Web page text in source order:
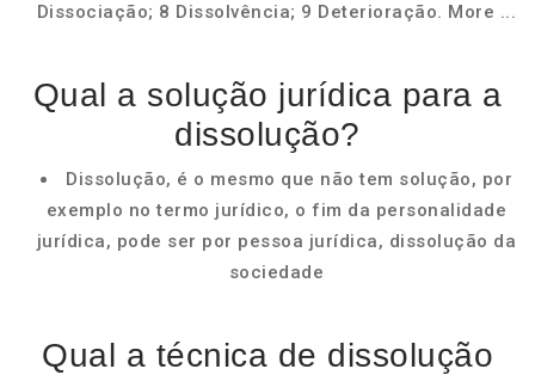
Dissociação; 8 Dissolvência; 9 Deterioração. More ...
Qual a solução jurídica para a
dissolução?
Dissolução, é o mesmo que não tem solução, por
exemplo no termo jurídico, o fim da personalidade
jurídica, pode ser por pessoa jurídica, dissolução da
sociedade
Qual a técnica de dissolução